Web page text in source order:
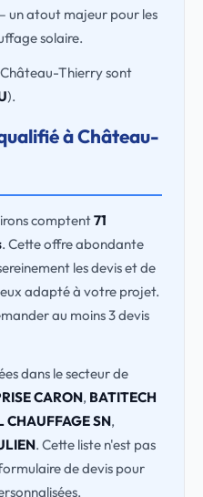
un atout majeur pour les
solaire.
Thierry sont
).
à Château-
comptent71
. Cette offre abondante
les devis et de
adapté à votre projet.
au moins 3 devis
dans le secteur de
CARON, BATITECH
CHAUFFAGE SN,
. Cette liste n'est pas
de devis pour